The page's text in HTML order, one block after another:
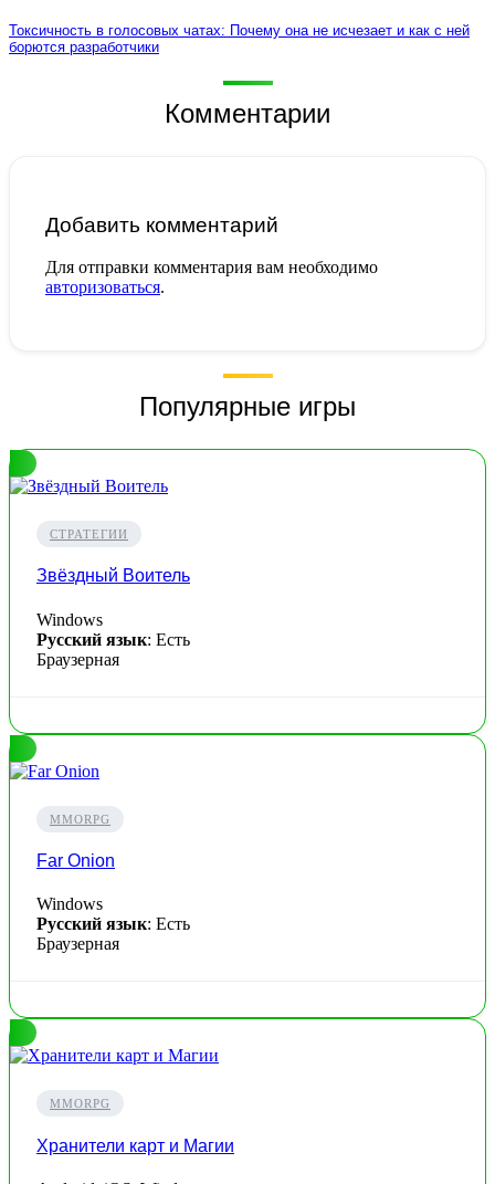
Токсичность в голосовых чатах: Почему она не исчезает и как с ней
борются разработчики
Комментарии
Добавить комментарий
Для отправки комментария вам необходимо
авторизоваться.
Популярные игры
СТРАТЕГИИ
Звёздный Воитель
Windows
Русский язык: Есть
Браузерная
MMORPG
Far Onion
Windows
Русский язык: Есть
Браузерная
MMORPG
Хранители карт и Магии